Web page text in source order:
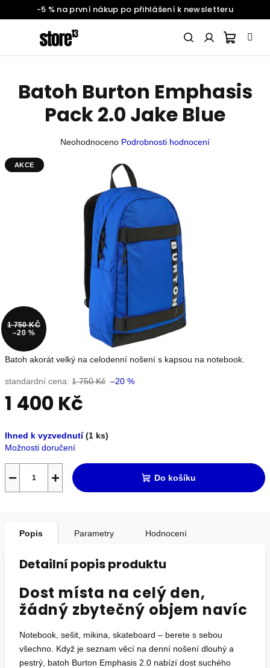
-5 % na první nákup po přihlášení k newsletteru
košík
SNOWBOARDING
MUŽI
DOPLŇKY
Měna
(CZK)
Přihlášení
si
rady?
Poradíme
s
+420739230026
info@store13.cz
Batoh akorát velký na celodenní nošení s kapsou na notebook.
standardní cena: 1 750 Kč –20 %
1 400 Kč
cena:
Ihned k vyzvednutí(1 ks)
Možnosti doručení
+
− Do košíku
Batoh Burton Emphasis
Pack 2.0 Jake Blue
Průměrné
hvězdiček.
Neohodnoceno Podrobnosti hodnocení
AKCE
1 750 KČ
–20 %
Popis Parametry Hodnocení
Detailní popis produktu
Dost místa na celý den,
žádný zbytečný objem navíc
Notebook, sešit, mikina, skateboard – berete s sebou
všechno. Když je seznam věcí na denní nošení dlouhý a
pestrý, batoh Burton Emphasis 2.0 nabízí dost suchého